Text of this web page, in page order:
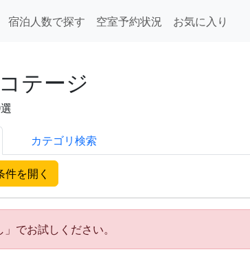
宿泊人数で探す 空室予約状況
お気に入り
テージ
カテゴリ検索
件を開く
でお試しください。